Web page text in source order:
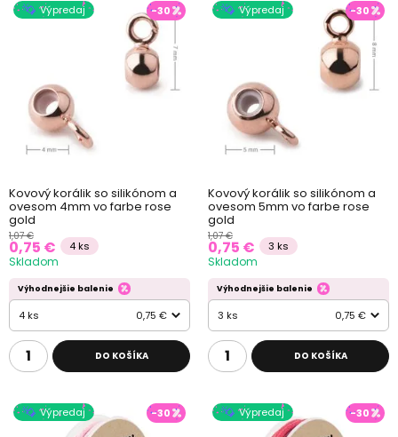
Výpredaj -30
Kovový korálik so silikónom a
ovesom 4mm vo farbe rose
gold
1,07 €
0,75 € 4 ks
Skladom
Výhodnejšie balenie
4 ks 0,75 €
DO KOŠÍKA
Výpredaj -30
Kovový korálik so silikónom a
ovesom 5mm vo farbe rose
gold
1,07 €
0,75 € 3 ks
Skladom
Výhodnejšie balenie
3 ks 0,75 €
DO KOŠÍKA
Výpredaj -30 Výpredaj -30